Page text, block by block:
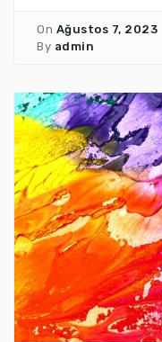
On Ağustos 7, 2023
By admin